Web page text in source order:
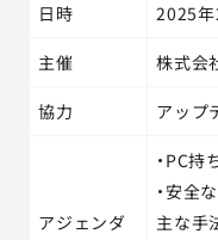
日時 2025年
主催 株式会
協力 アップ
アジェンダ
・PC
・安全
主な手